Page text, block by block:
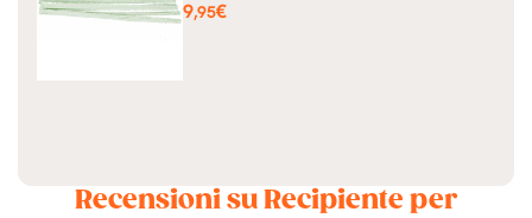
Prezzo
9,95€
Recensioni su Recipiente per